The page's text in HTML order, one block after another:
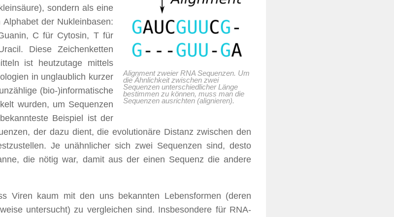
Alignment zweier RNA Sequenzen. Um
die Ähnlichkeit zwischen zwei
Sequenzen unterschiedlicher Länge
bestimmen zu können, muss man die
Sequenzen ausrichten (alignieren).
sondern als eine
der Nukleinbasen:
C für Cytosin, T für
Diese Zeichenketten
ist heutzutage mittels
in unglaublich kurzer
(bio-)informatische
wurden, um Sequenzen
Beispiel ist der
der dazu dient, die evolutionäre Distanz zwischen den
Je unähnlicher sich zwei Sequenzen sind, desto
die nötig war, damit aus der einen Sequenz die andere
Viren kaum mit den uns bekannten Lebensformen (deren
untersucht) zu vergleichen sind. Insbesondere für RNA-